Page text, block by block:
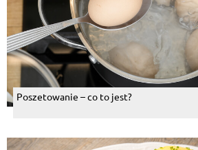
Poszetowanie – co to jest?